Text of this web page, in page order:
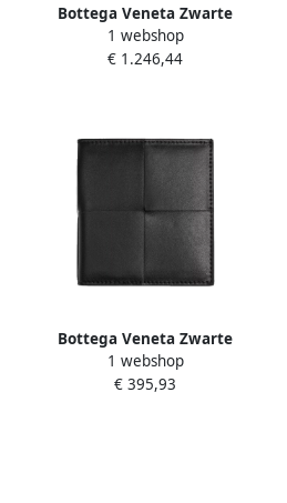
Bottega Veneta Zwarte
Herentas Black Heren
1 webshop
€ 1.246,44
Bottega Veneta Zwarte
Slimme Bi-Fold
Portemonnee Black Heren
1 webshop
€ 395,93